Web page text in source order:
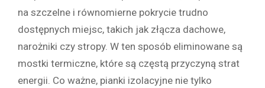
na szczelne i równomierne pokrycie trudno
dostępnych miejsc, takich jak złącza dachowe,
narożniki czy stropy. W ten sposób eliminowane są
mostki termiczne, które są częstą przyczyną strat
energii. Co ważne, pianki izolacyjne nie tylko